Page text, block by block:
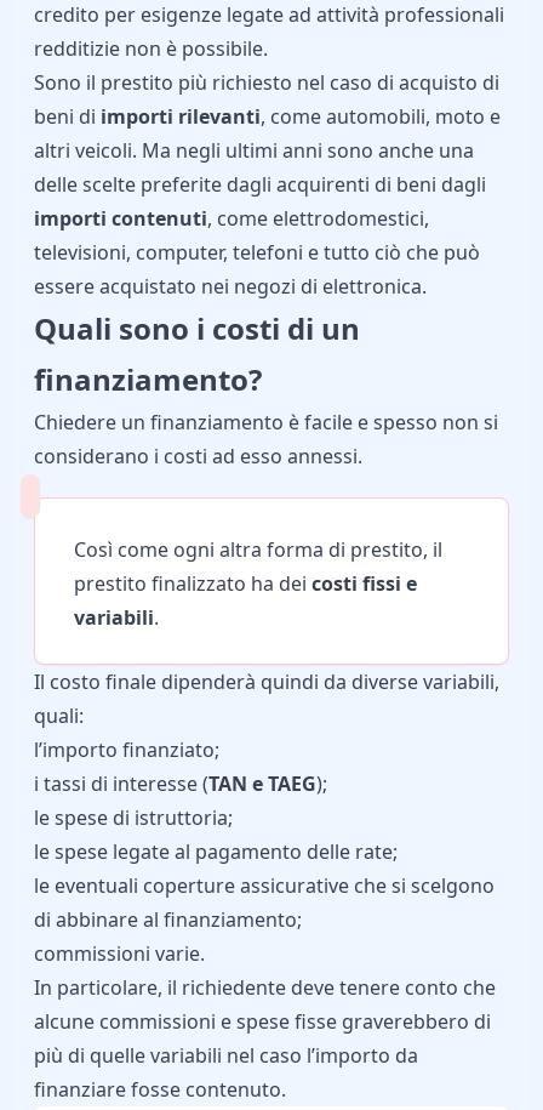
credito per esigenze legate ad attività professionali
redditizie non è possibile.
Sono il prestito più richiesto nel caso di acquisto di
beni di importi rilevanti, come automobili, moto e
altri veicoli. Ma negli ultimi anni sono anche una
delle scelte preferite dagli acquirenti di beni dagli
importi contenuti, come elettrodomestici,
televisioni, computer, telefoni e tutto ciò che può
essere acquistato nei negozi di elettronica.
Quali sono i costi di un
finanziamento?
Chiedere un finanziamento è facile e spesso non si
considerano i costi ad esso annessi.
Così come ogni altra forma di prestito, il
prestito finalizzato ha dei costi fissi e
variabili.
Il costo finale dipenderà quindi da diverse variabili,
quali:
l’importo finanziato;
i tassi di interesse(TAN e TAEG);
le spese di istruttoria;
le spese legate al pagamento delle rate;
le eventuali coperture assicurative che si scelgono
di abbinare al finanziamento;
commissioni varie.
In particolare, il richiedente deve tenere conto che
alcune commissioni e spese fisse graverebbero di
più di quelle variabili nel caso l’importo da
finanziare fosse contenuto.